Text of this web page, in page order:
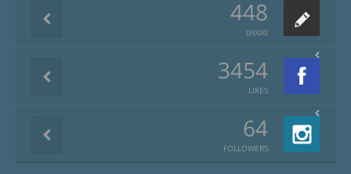
448
פוסטים
3454
LIKES
64
FOLLOWERS